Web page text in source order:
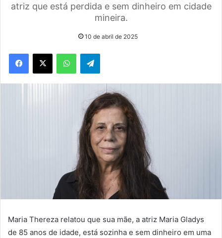
atriz que está perdida e sem dinheiro em cidade
mineira.
10 de abril de 2025
WhatsAppTelegram
Maria Thereza relatou que sua mãe, a atriz Maria Gladys
de 85 anos de idade, está sozinha e sem dinheiro em uma